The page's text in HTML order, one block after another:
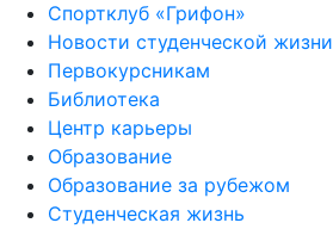
Спортклуб «Грифон»
Новости студенческой жизни
Первокурсникам
Библиотека
Центр карьеры
Образование
Образование за рубежом
Студенческая жизнь